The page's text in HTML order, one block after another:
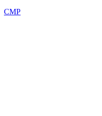
CMP